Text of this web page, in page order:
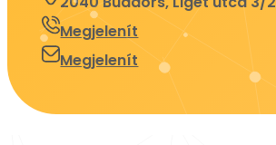
Megjelenít
Megjelenít